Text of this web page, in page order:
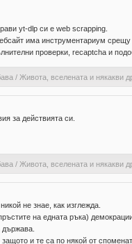
yt-dlp си е web scrapping.
има инструментариум срещу
проверки, recaptcha и
/ Живота, вселената и някакви
за действията си.
/ Живота, вселената и някакви
не знае, как изглежда.
на едната ръка)
държава.
защото и те са по някой от